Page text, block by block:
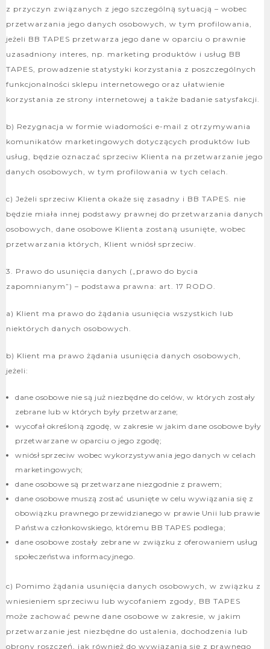
z przyczyn związanych z jego szczególną sytuacją – wobec
przetwarzania jego danych osobowych, w tym profilowania,
jeżeli BB TAPES przetwarza jego dane w oparciu o prawnie
uzasadniony interes, np. marketing produktów i usług BB
TAPES, prowadzenie statystyki korzystania z poszczególnych
funkcjonalności sklepu internetowego oraz ułatwienie
korzystania ze strony internetowej a także badanie satysfakcji.
b) Rezygnacja w formie wiadomości e-mail z otrzymywania
komunikatów marketingowych dotyczących produktów lub
usług, będzie oznaczać sprzeciw Klienta na przetwarzanie jego
danych osobowych, w tym profilowania w tych celach.
c) Jeżeli sprzeciw Klienta okaże się zasadny i BB TAPES. nie
będzie miała innej podstawy prawnej do przetwarzania danych
osobowych, dane osobowe Klienta zostaną usunięte, wobec
przetwarzania których, Klient wniósł sprzeciw.
3. Prawo do usunięcia danych („prawo do bycia
zapomnianym”) – podstawa prawna: art. 17 RODO.
a) Klient ma prawo do żądania usunięcia wszystkich lub
niektórych danych osobowych.
b) Klient ma prawo żądania usunięcia danych osobowych,
jeżeli:
dane osobowe nie są już niezbędne do celów, w których zostały
zebrane lub w których były przetwarzane;
wycofał określoną zgodę, w zakresie w jakim dane osobowe były
przetwarzane w oparciu o jego zgodę;
wniósł sprzeciw wobec wykorzystywania jego danych w celach
marketingowych;
dane osobowe są przetwarzane niezgodnie z prawem;
dane osobowe muszą zostać usunięte w celu wywiązania się z
obowiązku prawnego przewidzianego w prawie Unii lub prawie
Państwa członkowskiego, któremu BB TAPES podlega;
dane osobowe zostały zebrane w związku z oferowaniem usług
społeczeństwa informacyjnego.
c) Pomimo żądania usunięcia danych osobowych, w związku z
wniesieniem sprzeciwu lub wycofaniem zgody, BB TAPES
może zachować pewne dane osobowe w zakresie, w jakim
przetwarzanie jest niezbędne do ustalenia, dochodzenia lub
obrony roszczeń, jak również do wywiązania się z prawnego